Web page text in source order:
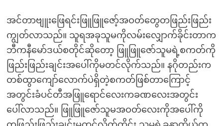
အင်တာဗျူးဖြေရင်းဖြူဖြူဇော့်အဝတ်တွေတဖြည်းဖြည်း
ကျွတ်လာသည်။ သူရအခုသူမကိုလမ်းလျှောက်ခိုင်းတာက
ဘီကနီမော်ဒယ်စတိုင်ဆိုတော့ ဖြူဖြူဇော်သူမရဲ့စကတ်ကို
ဖြည်းဖြည်းချင်းအပေါ်ကိုမတင်လိုက်သည်။ နဂိုတည်းက
တစ်ထွာကျော်လောက်ပဲရှိတဲ့စကတ်ဖြစ်တာကြောင့်
အတွင်းခံပင်တီအဖြူရောင်လေးကခဏလေးအတွင်း
ပေါ်လာသည်။ ဖြူဖြူဇော်သူမအဝတ်လေးကိုအပေါ်ကို